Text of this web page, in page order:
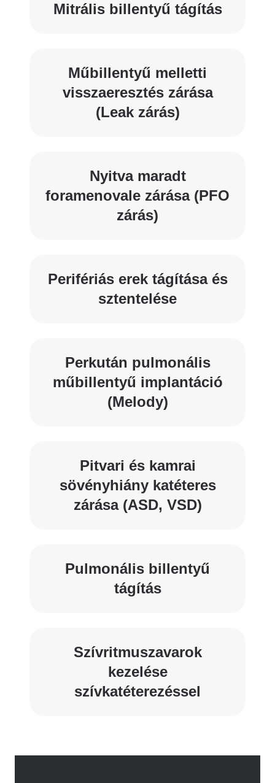
Mitrális billentyű tágítás
Műbillentyű melletti
visszaeresztés zárása
(Leak zárás)
Nyitva maradt
foramenovale zárása (PFO
zárás)
Perifériás erek tágítása és
sztentelése
Perkután pulmonális
műbillentyű implantáció
(Melody)
Pitvari és kamrai
sövényhiány katéteres
zárása (ASD, VSD)
Pulmonális billentyű
tágítás
Szívritmuszavarok
kezelése
szívkatéterezéssel